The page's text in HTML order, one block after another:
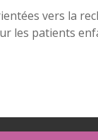
vers la
les patients